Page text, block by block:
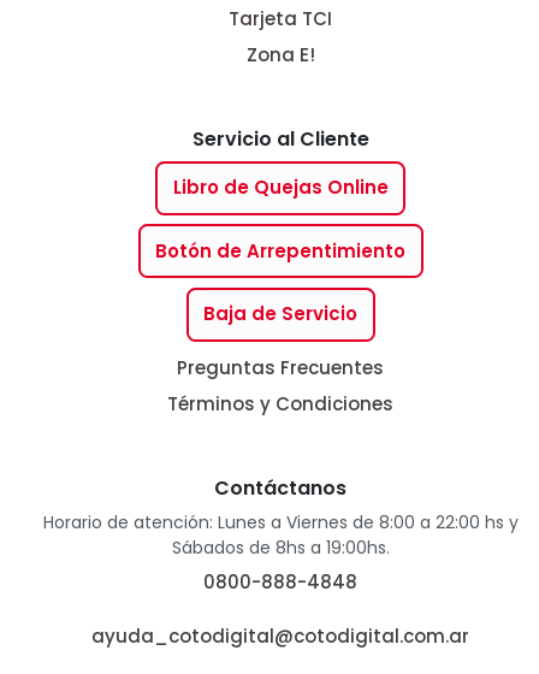
Tarjeta TCI
Zona E!
Servicio al Cliente
Libro de Quejas Online
Botón de Arrepentimiento
Baja de Servicio
Preguntas Frecuentes
Términos y Condiciones
Contáctanos
Horario de atención: Lunes a Viernes de 8:00 a 22:00 hs y
Sábados de 8hs a 19:00hs.
0800-888-4848
ayuda_cotodigital@cotodigital.com.ar